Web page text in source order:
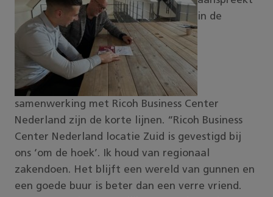
in de
samenwerking met Ricoh Business Center
Nederland zijn de korte lijnen. “Ricoh Business
Center Nederland locatie Zuid is gevestigd bij
ons ‘om de hoek’. Ik houd van regionaal
zakendoen. Het blijft een wereld van gunnen en
een goede buur is beter dan een verre vriend.